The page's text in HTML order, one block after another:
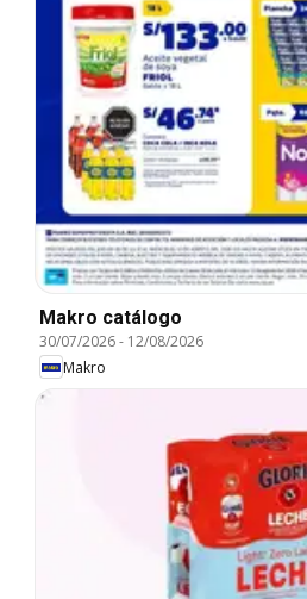
Makro catálogo
30/07/2026- 12/08/2026
Makro